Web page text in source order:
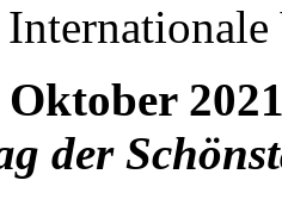
der